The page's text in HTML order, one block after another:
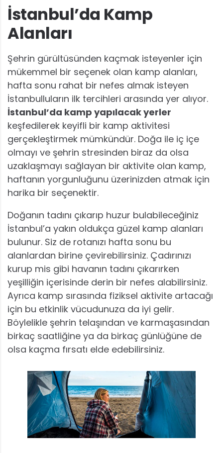
İstanbul’da Kamp
Alanları
Şehrin gürültüsünden kaçmak isteyenler için
mükemmel bir seçenek olan kamp alanları,
hafta sonu rahat bir nefes almak isteyen
İstanbulluların ilk tercihleri arasında yer alıyor.
İstanbul’da kamp yapılacak yerler
keşfedilerek keyifli bir kamp aktivitesi
gerçekleştirmek mümkündür. Doğa ile iç içe
olmayı ve şehrin stresinden biraz da olsa
uzaklaşmayı sağlayan bir aktivite olan kamp,
haftanın yorgunluğunu üzerinizden atmak için
harika bir seçenektir.
Doğanın tadını çıkarıp huzur bulabileceğiniz
İstanbul’a yakın oldukça güzel kamp alanları
bulunur. Siz de rotanızı hafta sonu bu
alanlardan birine çevirebilirsiniz. Çadırınızı
kurup mis gibi havanın tadını çıkarırken
yeşilliğin içerisinde derin bir nefes alabilirsiniz.
Ayrıca kamp sırasında fiziksel aktivite artacağı
için bu etkinlik vücudunuza da iyi gelir.
Böylelikle şehrin telaşından ve karmaşasından
birkaç saatliğine ya da birkaç günlüğüne de
olsa kaçma fırsatı elde edebilirsiniz.